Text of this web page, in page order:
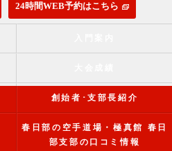
24時間WEB予約はこちら
創始者･支部長紹介
春日部の空手道場・極真館 春日
部支部の口コミ情報